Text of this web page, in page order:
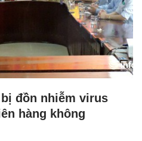
đồn nhiễm virus
hàng không